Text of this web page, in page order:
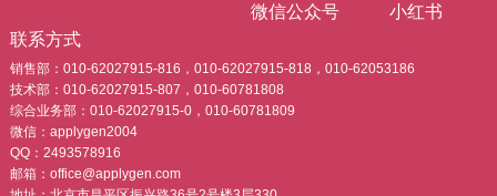
微信公众号
小红书
联系方式
销售部：010-62027915-816，010-62027915-818，010-62053186
技术部：010-62027915-807，010-60781808
综合业务部：010-62027915-0，010-60781809
微信：applygen2004
QQ：2493578916
邮箱：office@applygen.com